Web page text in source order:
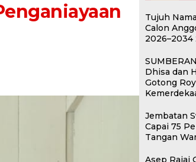
Tujuh
Calon
2026–2034
Dhisa dan
Gotong
Jembatan
Capai 75
Tangan
Asep Rajai